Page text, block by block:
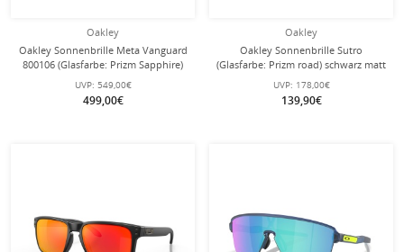
Oakley
Oakley Sonnenbrille Meta Vanguard
800106 (Glasfarbe: Prizm Sapphire)
weiss - 1 Brille mit Hartschalenetui
UVP: 549,00€
499,00€
Oakley
Oakley Sonnenbrille Sutro
(Glasfarbe: Prizm road) schwarz matt
- 1 Brille mit Hartschalenetui
UVP: 178,00€
139,90€